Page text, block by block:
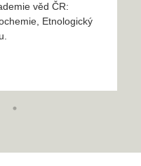
věd ČR:
Etnologický